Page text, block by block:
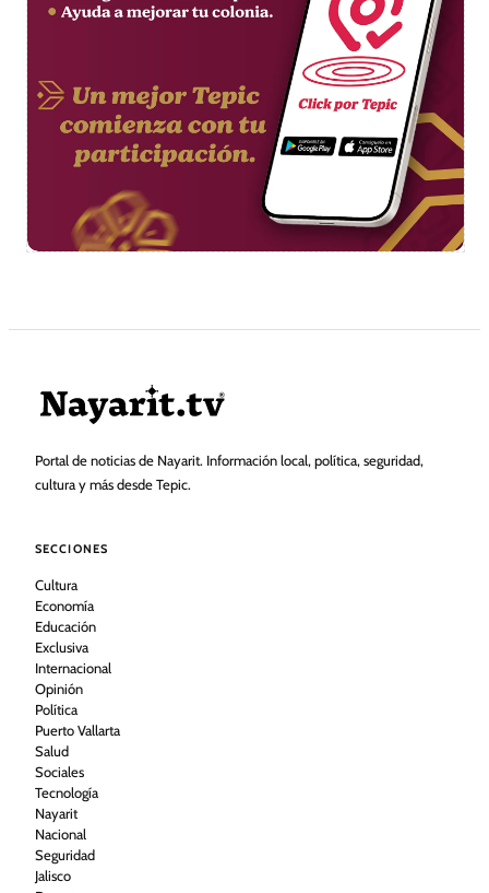
Portal de noticias de Nayarit. Información local, política, seguridad,
cultura y más desde Tepic.
SECCIONES
Cultura
Economía
Educación
Exclusiva
Internacional
Opinión
Política
Puerto Vallarta
Salud
Sociales
Tecnología
Nayarit
Nacional
Seguridad
Jalisco